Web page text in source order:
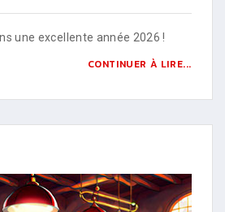
une excellente année 2026 !
CONTINUER À LIRE...